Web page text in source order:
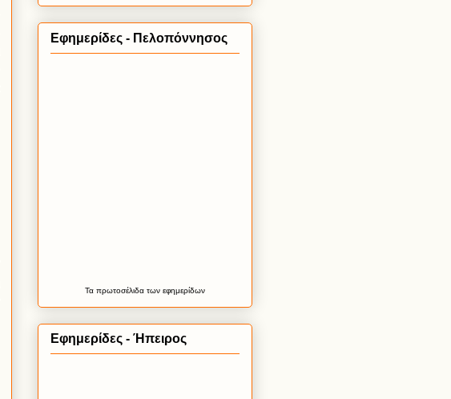
Εφημερίδες - Πελοπόννησος
Τα πρωτοσέλιδατων εφημερίδων
Εφημερίδες - Ήπειρος